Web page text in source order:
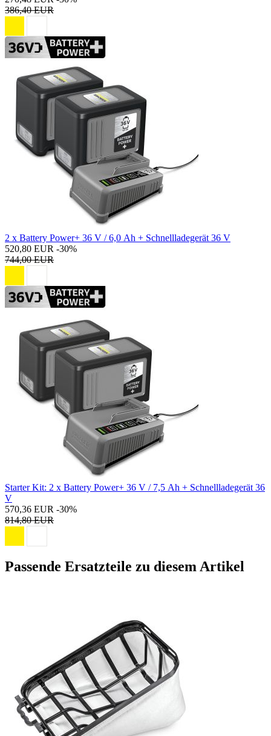
386,40 EUR
2 x Battery Power+ 36 V / 6,0 Ah + Schnellladegerät 36 V
520,80 EUR -30%
744,00 EUR
Starter Kit: 2 x Battery Power+ 36 V / 7,5 Ah + Schnellladegerät 36
V
570,36 EUR -30%
814,80 EUR
Passende Ersatzteile zu diesem Artikel